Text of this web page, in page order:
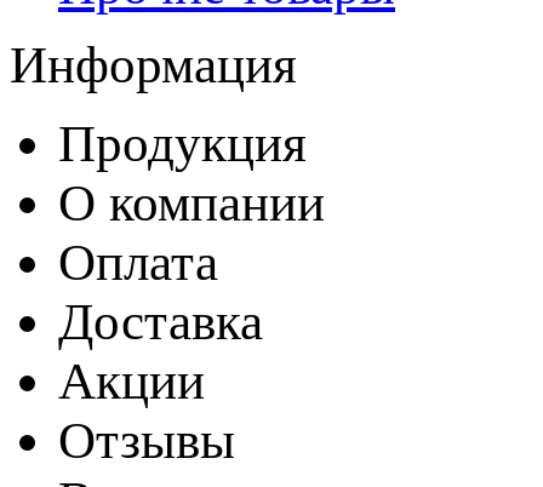
Информация
Продукция
О компании
Оплата
Доставка
Акции
Отзывы